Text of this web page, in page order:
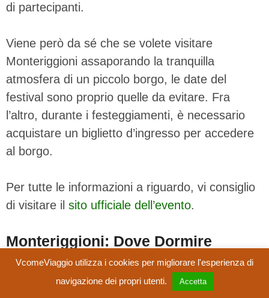
di partecipanti.
Viene però da sé che se volete visitare
Monteriggioni assaporando la tranquilla
atmosfera di un piccolo borgo, le date del
festival sono proprio quelle da evitare. Fra
l’altro, durante i festeggiamenti, è necessario
acquistare un biglietto d’ingresso per accedere
al borgo.
Per tutte le informazioni a riguardo, vi consiglio
di visitare il sito ufficiale dell’evento.
Monteriggioni: Dove Dormire
Dato che Monteriggioni è un borgo molto
piccolo, la stragrande maggioranza dei visitatori
VcomeViaggio utilizza i cookies per migliorare l'esperienza di
navigazione dei propri utenti.
Accetta